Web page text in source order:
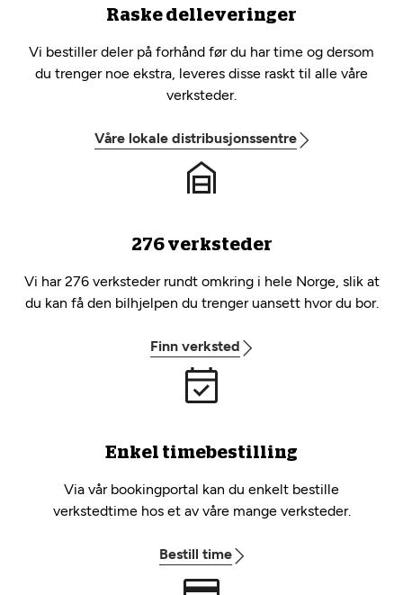
Raske delleveringer
Vi bestiller deler på forhånd før du har time og dersom
du trenger noe ekstra, leveres disse raskt til alle våre
verksteder.
Våre lokale distribusjonssentre
276 verksteder
Vi har 276 verksteder rundt omkring i hele Norge, slik at
du kan få den bilhjelpen du trenger uansett hvor du bor.
Finn verksted
Enkel timebestilling
Via vår bookingportal kan du enkelt bestille
verkstedtime hos et av våre mange verksteder.
Bestill time